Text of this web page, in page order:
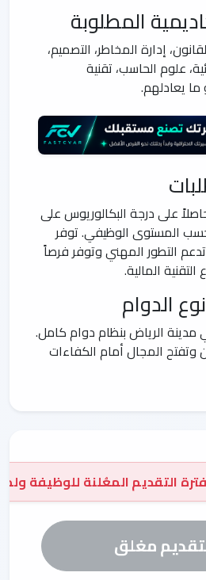
المطلوبة
إدارة المخاطر، التصميم،
علوم الحاسب، تقنية
ما يعادلهم.
على درجة البكالوريوس على
المستوى الوظيفي. توفر
التطور المهني وتوفر فرصاً
المالية.
الدوام
الرياض بنظام دوام كامل.
المجال أمام الكفاءات
التقديم المعُلنة للوظيفة
مغلق